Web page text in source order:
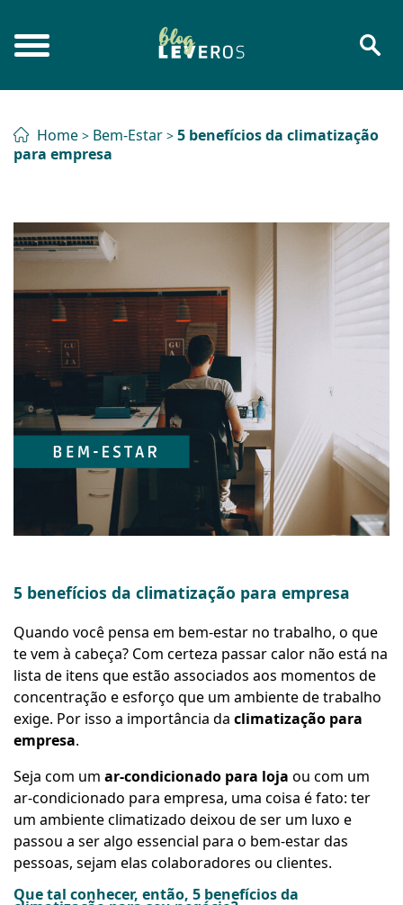
Home > Bem-Estar > 5 benefícios da climatização
para empresa
5 benefícios da climatização para empresa
Quando você pensa em bem-estar no trabalho, o que
te vem à cabeça? Com certeza passar calor não está na
lista de itens que estão associados aos momentos de
concentração e esforço que um ambiente de trabalho
exige. Por isso a importância da climatização para
empresa.
Seja com um ar-condicionado para loja ou com um
ar-condicionado para empresa, uma coisa é fato: ter
um ambiente climatizado deixou de ser um luxo e
passou a ser algo essencial para o bem-estar das
pessoas, sejam elas colaboradores ou clientes.
Que tal conhecer, então, 5 benefícios da